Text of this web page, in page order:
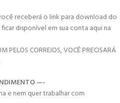
receberá o link para download do
disponível em sua conta aqui na
PELOS CORREIOS, VOCÊ PRECISARÁ
—-
e nem quer trabalhar com